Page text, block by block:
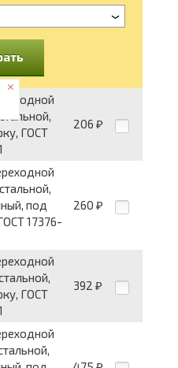
ГОСТ
206 ₽
под
17376-
260 ₽
ГОСТ
392 ₽